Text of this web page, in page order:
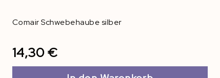
Comair Schwebehaube silber
14,30 €